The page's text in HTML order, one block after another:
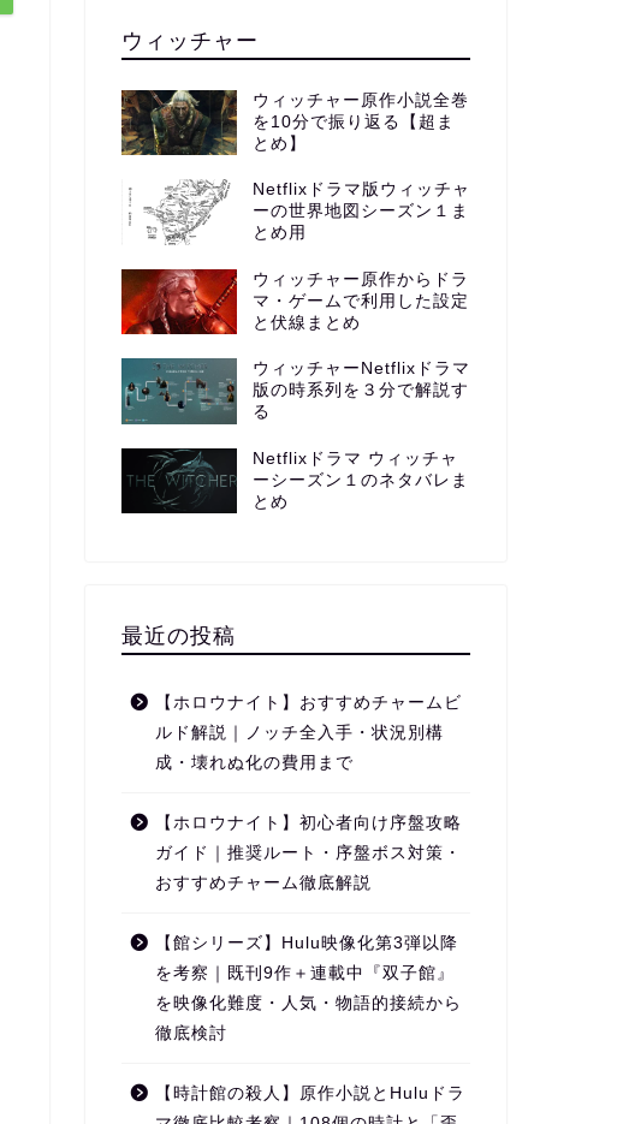
ウィッチャー
ウィッチャー原作小説全巻
を10分で振り返る【超ま
とめ】
Netflixドラマ版ウィッチャ
ーの世界地図シーズン１ま
とめ用
ウィッチャー原作からドラ
マ・ゲームで利用した設定
と伏線まとめ
ウィッチャーNetflixドラマ
版の時系列を３分で解説す
る
Netflixドラマ ウィッチャ
ーシーズン１のネタバレま
とめ
最近の投稿
【ホロウナイト】おすすめチャームビ
ルド解説｜ノッチ全入手・状況別構
成・壊れぬ化の費用まで
【ホロウナイト】初心者向け序盤攻略
ガイド｜推奨ルート・序盤ボス対策・
おすすめチャーム徹底解説
【館シリーズ】Hulu映像化第3弾以降
を考察｜既刊9作＋連載中『双子館』
を映像化難度・人気・物語的接続から
徹底検討
【時計館の殺人】原作小説とHuluドラ